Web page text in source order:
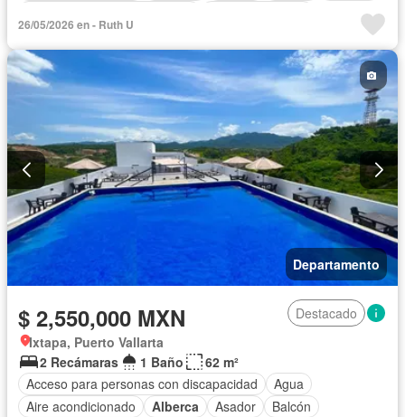
Cocina integral
Cuarto de Limpieza
Electricidad
Elevador Estacionamiento
Gimnasio
Recámara con closet
Azotea
Terraza
Vista panorámica
Zonas verdes Sin amueblar
26/05/2026 en - Ruth U
Departamento
$ 2,550,000 MXN
Destacado
Ixtapa, Puerto Vallarta
2 Recámaras
1 Baño
62 m²
Acceso para personas con discapacidad
Agua
Aire acondicionado
Alberca Asador
Balcón